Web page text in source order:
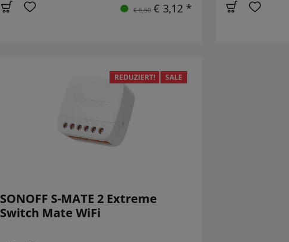
€ 6,50 € 3,12 *
REDUZIERT! SALE
SONOFF S-MATE 2 Extreme
Switch Mate WiFi